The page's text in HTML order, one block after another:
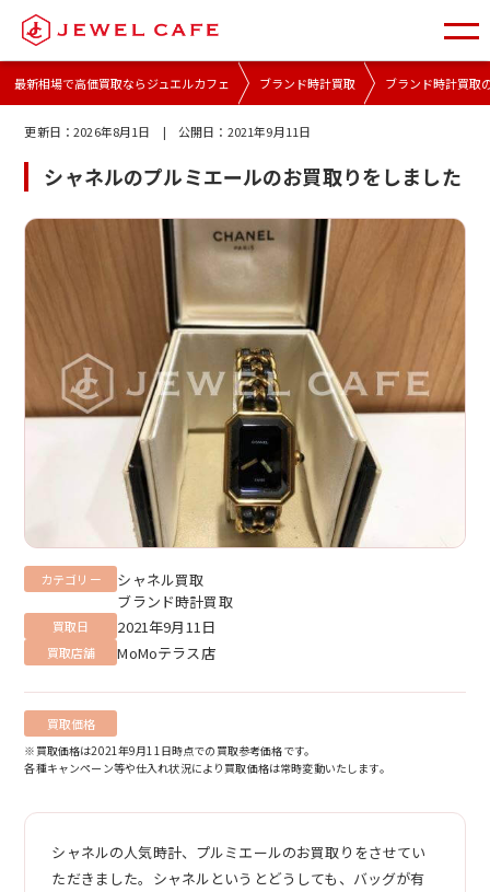
最新相場で高価買取ならジュエルカフェ ブランド時計買取 ブランド時計買取
更新日：2026年8月1日 | 公開日： 2021年9月11日
シャネルのプルミエールのお買取りをしました
カテゴリー
シャネル買取
ブランド時計買取
買取日 2021年9月11日
買取店舗 MoMoテラス店
買取価格
※買取価格は2021年9月11日時点での買取参考価格です。
各種キャンペーン等や仕入れ状況により買取価格は常時変動いたします。
シャネルの人気時計、プルミエールのお買取りをさせてい
ただきました。シャネルというとどうしても、バッグが有